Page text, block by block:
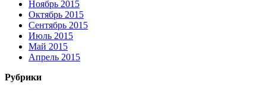
Ноябрь 2015
Октябрь 2015
Сентябрь 2015
Июль 2015
Май 2015
Апрель 2015
Рубрики